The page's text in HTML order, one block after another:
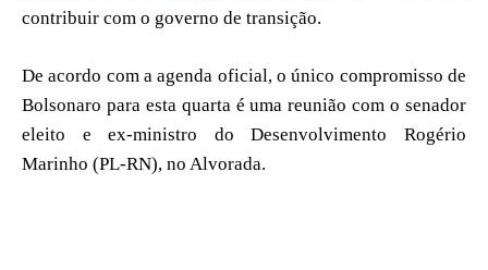
contribuir com o governo de transição.
De acordo com a agenda oficial, o único compromisso de
Bolsonaro para esta quarta é uma reunião com o senador
eleito e ex-ministro do Desenvolvimento Rogério
Marinho (PL-RN), no Alvorada.